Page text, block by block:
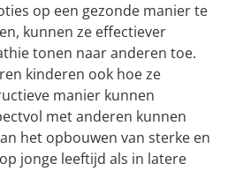
op een gezonde manier te
kunnen ze effectiever
tonen naar anderen toe.
kinderen ook hoe ze
manier kunnen
met anderen kunnen
het opbouwen van sterke en
jonge leeftijd als in latere